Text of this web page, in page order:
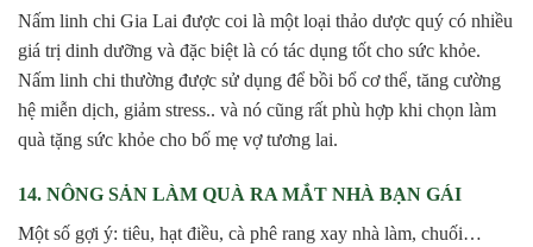
Nấm linh chi Gia Lai được coi là một loại thảo dược quý có nhiều
giá trị dinh dưỡng và đặc biệt là có tác dụng tốt cho sức khỏe.
Nấm linh chi thường được sử dụng để bồi bổ cơ thể, tăng cường
hệ miễn dịch, giảm stress.. và nó cũng rất phù hợp khi chọn làm
quà tặng sức khỏe cho bố mẹ vợ tương lai.
14. NÔNG SẢN LÀM QUÀ RA MẮT NHÀ BẠN GÁI
Một số gợi ý: tiêu, hạt điều, cà phê rang xay nhà làm, chuối…